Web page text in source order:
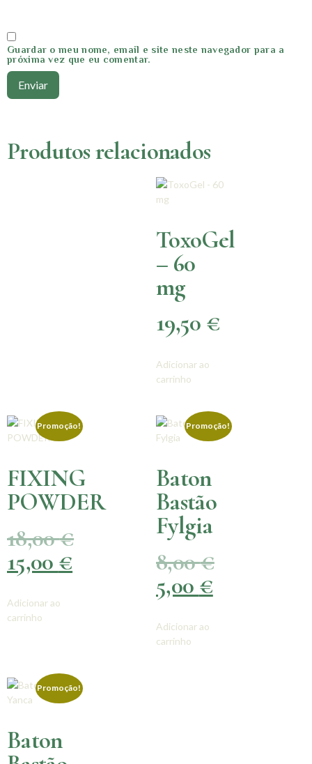
Guardar o meu nome, email e site neste navegador para a
próxima vez que eu comentar.
Produtos relacionados
ToxoGel
– 60
mg
19,50 €
Adicionar ao
carrinho
Promoção!
FIXING
POWDER
18,00€
15,00 €
Adicionar ao
carrinho
Promoção!
Baton
Bastão
Fylgia
8,00€
5,00 €
Adicionar ao
carrinho
Promoção!
Baton